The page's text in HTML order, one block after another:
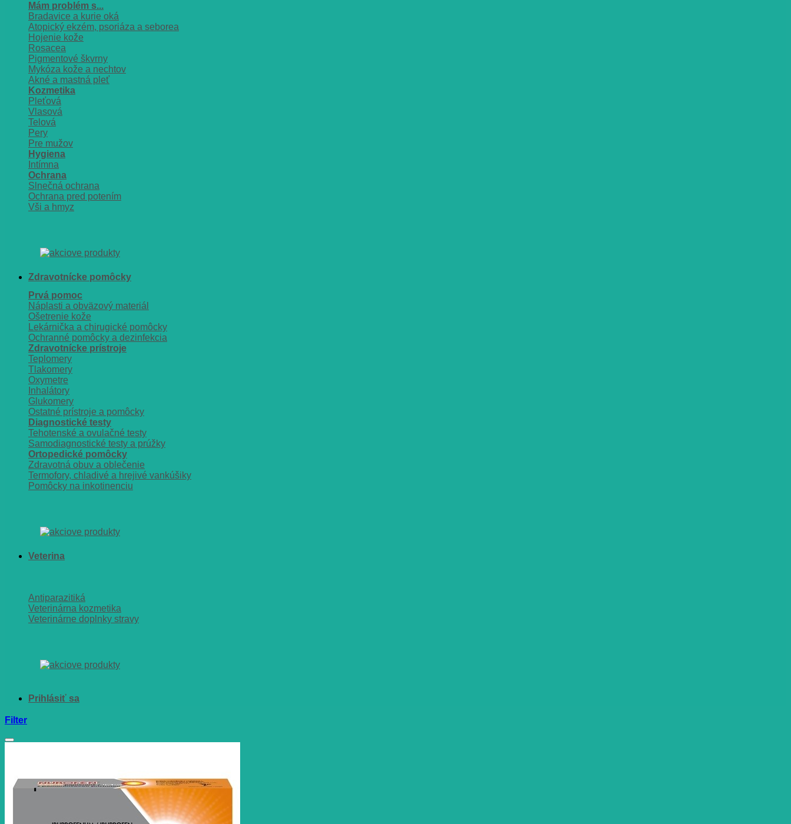
Mám problém s...
Bradavice a kurie oká
Atopický ekzém, psoriáza a seborea
Hojenie kože
Rosacea
Pigmentové škvrny
Mykóza kože a nechtov
Akné a mastná pleť
Kozmetika
Pleťová
Vlasová
Telová
Pery
Pre mužov
Hygiena
Intímna
Ochrana
Slnečná ochrana
Ochrana pred potením
Vši a hmyz
Zdravotnícke pomôcky
Prvá pomoc
Náplasti a obväzový materiál
Ošetrenie kože
Lekárnička a chirugické pomôcky
Ochranné pomôcky a dezinfekcia
Zdravotnícke prístroje
Teplomery
Tlakomery
Oxymetre
Inhalátory
Glukomery
Ostatné prístroje a pomôcky
Diagnostické testy
Tehotenské a ovulačné testy
Samodiagnostické testy a prúžky
Ortopedické pomôcky
Zdravotná obuv a oblečenie
Termofory, chladivé a hrejivé vankúšiky
Pomôcky na inkotinenciu
Veterina
Antiparazitiká
Veterinárna kozmetika
Veterinárne doplnky stravy
Filter